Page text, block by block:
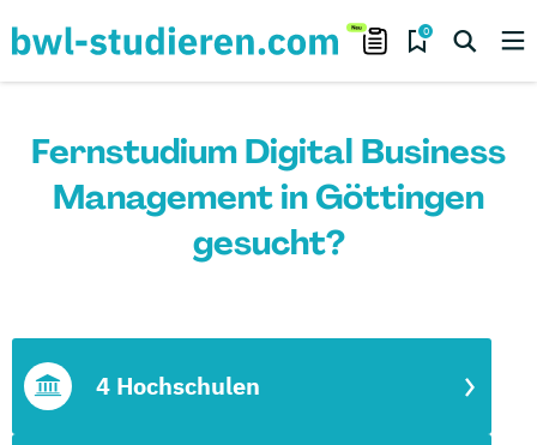
0
Fernstudium Digital Business
Management in Göttingen
gesucht?
4 Hochschulen